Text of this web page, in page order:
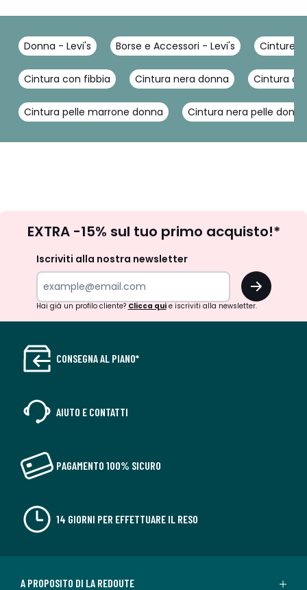
Donna - Levi's Borse e Accessori - Levi's Cinture -
Cintura con fibbia Cintura nera donna Cintura
Cintura pelle marrone donna Cintura nera pelle donna
newsletter
EXTRA -15% sul tuo primo acquisto!*
Iscriviti alla nostra newsletter
OK
Hai già un profilo cliente? Clicca quie iscriviti alla newsletter.
CONSEGNA AL PIANO*
AIUTO E CONTATTI
PAGAMENTO 100% SICURO
14 GIORNI PER EFFETTUARE IL RESO
A PROPOSITO DI LA REDOUTE